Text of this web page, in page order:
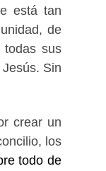
está tan
de
todas sus
Sin
crear un
los
todo de